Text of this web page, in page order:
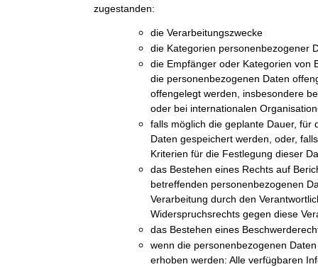
zugestanden:
die Verarbeitungszwecke
die Kategorien personenbezogener
die Empfänger oder Kategorien von
die personenbezogenen Daten
offengelegt werden, insbesondere
oder bei internationalen
falls möglich die geplante Dauer, für
Daten gespeichert werden, oder,
Kriterien für die Festlegung dieser
das Bestehen eines Rechts auf
betreffenden personenbezogenen
Verarbeitung durch den
Widerspruchsrechts gegen diese
das Bestehen eines
wenn die personenbezogenen
erhoben werden: Alle verfügbaren